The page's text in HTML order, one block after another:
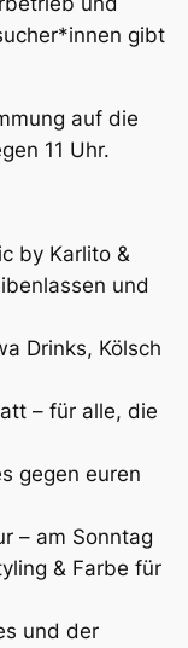
gibt
auf die
11 Uhr.
by Karlito &
und
Drinks, Kölsch
– für alle, die
gegen euren
– am Sonntag
& Farbe für
und der